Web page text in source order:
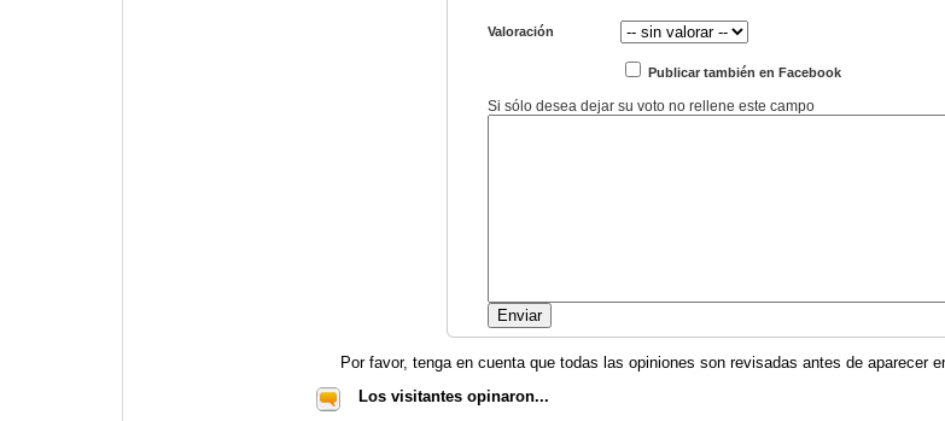
Valoración
Publicar también en Facebook
Si sólo desea dejar su voto no rellene este campo
Por favor, tenga en cuenta que todas las opiniones son revisadas antes de aparecer
Los visitantes opinaron...